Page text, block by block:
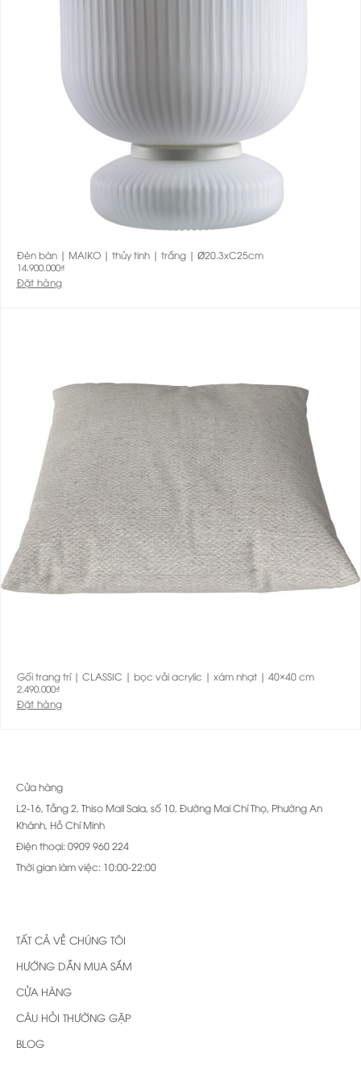
Đèn bàn | MAIKO | thủy tinh | trắng | Ø20.3xC25cm
14.900.000₫
Đặt hàng
Gối trang trí | CLASSIC | bọc vải acrylic | xám nhạt | 40×40 cm
2.490.000₫
Đặt hàng
Cửa hàng
L2-16, Tầng 2, Thiso Mall Sala, số 10, Đường Mai Chí Thọ, Phường An
Khánh, Hồ Chí Minh
Điện thoại: 0909 960 224
Thời gian làm việc: 10:00-22:00
TẤT CẢ VỀ CHÚNG TÔI
HƯỚNG DẪN MUA SẮM
CỬA HÀNG
CÂU HỎI THƯỜNG GẶP
BLOG